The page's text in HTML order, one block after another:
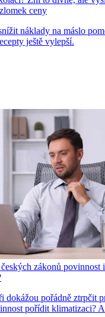
ceny
náklady na máslo
ještě vylepší.
zákonů povinnost
dokážou pořádně ztrpčit
pořídit klimatizaci?